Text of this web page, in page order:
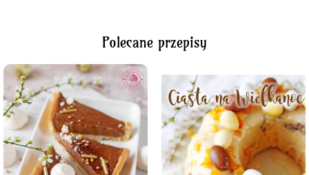
Polecane przepisy